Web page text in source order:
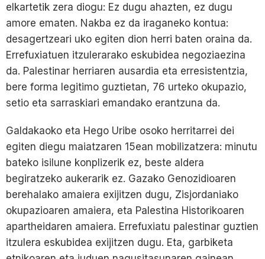
elkartetik zera diogu: Ez dugu ahazten, ez dugu
amore ematen. Nakba ez da iraganeko kontua:
desagertzeari uko egiten dion herri baten oraina da.
Errefuxiatuen itzulerarako eskubidea negoziaezina
da. Palestinar herriaren ausardia eta erresistentzia,
bere forma legitimo guztietan, 76 urteko okupazio,
setio eta sarraskiari emandako erantzuna da.
Galdakaoko eta Hego Uribe osoko herritarrei dei
egiten diegu maiatzaren 15ean mobilizatzera: minutu
bateko isilune konplizerik ez, beste aldera
begiratzeko aukerarik ez. Gazako Genozidioaren
berehalako amaiera exijitzen dugu, Zisjordaniako
okupazioaren amaiera, eta Palestina Historikoaren
apartheidaren amaiera. Errefuxiatu palestinar guztien
itzulera eskubidea exijitzen dugu. Eta, garbiketa